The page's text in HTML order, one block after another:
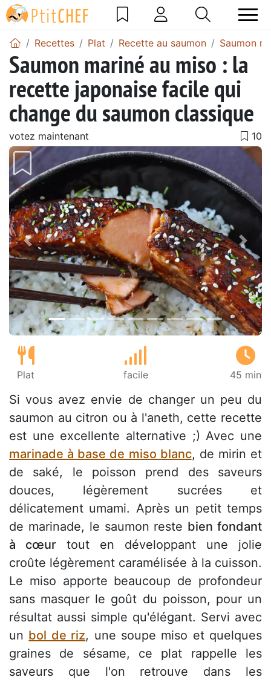
Recettes Plat Recette au saumon Saumon
Saumon mariné au miso : la
recette japonaise facile qui
change du saumon classique
votez maintenant
Précédent
Plat facile 45 min
Si vous avez envie de changer un peu du
saumon au citron ou à l'aneth, cette recette
est une excellente alternative ;) Avec une
marinade à base de miso blanc, de mirin et
de saké, le poisson prend des saveurs
douces, légèrement sucrées et
délicatement umami. Après un petit temps
de marinade, le saumon reste bien fondant
à cœur tout en développant une jolie
croûte légèrement caramélisée à la cuisson.
Le miso apporte beaucoup de profondeur
sans masquer le goût du poisson, pour un
résultat aussi simple qu'élégant. Servi avec
un bol de riz, une soupe miso et quelques
graines de sésame, ce plat rappelle les
saveurs que l'on retrouve dans les